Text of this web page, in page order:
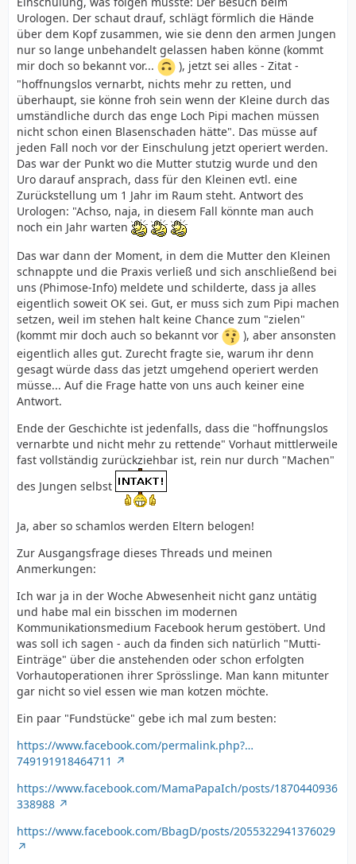
Urologen. Der schaut drauf, schlägt förmlich die Hände
über dem Kopf zusammen, wie sie denn den armen Jungen
nur so lange unbehandelt gelassen haben könne (kommt
mir doch so bekannt vor...
), jetzt sei alles - Zitat -
"hoffnungslos vernarbt, nichts mehr zu retten, und
überhaupt, sie könne froh sein wenn der Kleine durch das
umständliche durch das enge Loch Pipi machen müssen
nicht schon einen Blasenschaden hätte". Das müsse auf
jeden Fall noch vor der Einschulung jetzt operiert werden.
Das war der Punkt wo die Mutter stutzig wurde und den
Uro darauf ansprach, dass für den Kleinen evtl. eine
Zurückstellung um 1 Jahr im Raum steht. Antwort des
Urologen: "Achso, naja, in diesem Fall könnte man auch
noch ein Jahr warten
Das war dann der Moment, in dem die Mutter den Kleinen
schnappte und die Praxis verließ und sich anschließend bei
uns (Phimose-Info) meldete und schilderte, dass ja alles
eigentlich soweit OK sei. Gut, er muss sich zum Pipi machen
setzen, weil im stehen halt keine Chance zum "zielen"
(kommt mir doch auch so bekannt vor
), aber ansonsten
eigentlich alles gut. Zurecht fragte sie, warum ihr denn
gesagt würde dass das jetzt umgehend operiert werden
müsse... Auf die Frage hatte von uns auch keiner eine
Antwort.
Ende der Geschichte ist jedenfalls, dass die "hoffnungslos
vernarbte und nicht mehr zu rettende" Vorhaut mittlerweile
fast vollständig zurückziehbar ist, rein nur durch "Machen"
des Jungen selbst
Ja, aber so schamlos werden Eltern belogen!
Zur Ausgangsfrage dieses Threads und meinen
Anmerkungen:
Ich war ja in der Woche Abwesenheit nicht ganz untätig
und habe mal ein bisschen im modernen
Kommunikationsmedium Facebook herum gestöbert. Und
was soll ich sagen - auch da finden sich natürlich "Mutti-
Einträge" über die anstehenden oder schon erfolgten
Vorhautoperationen ihrer Sprösslinge. Man kann mitunter
gar nicht so viel essen wie man kotzen möchte.
Ein paar "Fundstücke" gebe ich mal zum besten:
https://www.facebook.com/permalink.php?…
749191918464711
https://www.facebook.com/MamaPapaIch/posts/1870440936
338988
https://www.facebook.com/BbagD/posts/2055322941376029